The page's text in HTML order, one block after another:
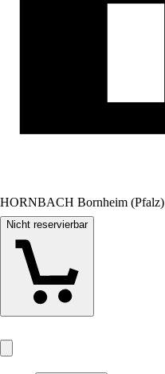
HORNBACH Bornheim (Pfalz)
Nicht reservierbar